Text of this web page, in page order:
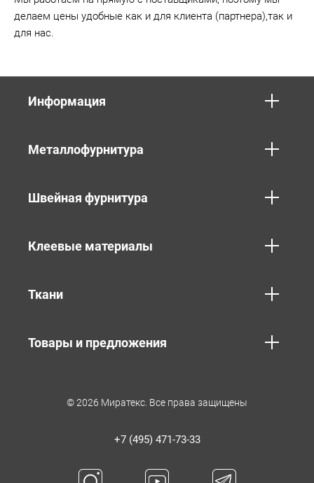
делаем цены удобные как и для клиента (партнера),так и
для нас.
Информация
Металлофурнитура
Швейная фурнитура
Клеевые материалы
Ткани
Товары и предложения
© 2026 Миратекс. Все права защищены
+7 (495) 471-73-33